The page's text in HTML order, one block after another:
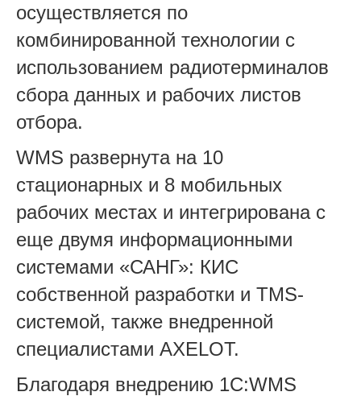
осуществляется по
комбинированной технологии с
использованием радиотерминалов
сбора данных и рабочих листов
отбора.
WMS развернута на 10
стационарных и 8 мобильных
рабочих местах и интегрирована с
еще двумя информационными
системами «САНГ»: КИС
собственной разработки и TMS-
системой, также внедренной
специалистами AXELOT.
Благодаря внедрению 1С:WMS